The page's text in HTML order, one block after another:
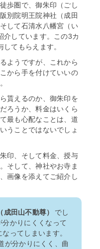
歩圏で、御朱印（ごし
別院明王院神社（成田
して石清水八幡宮（い
介しています。この3カ
てもらえます。
ようですが、これから
から手を付けていいの
貰えるのか、御朱印を
ろうか、料金はいくら
最も心配なことは、道
うことではないでしょ
印、そして料金、授与
そして、神社やお寺ま
画像を添えてご紹介し
田山不動尊）
でし
かりにくくなって
ってしまいます。
が分かりにくく、曲